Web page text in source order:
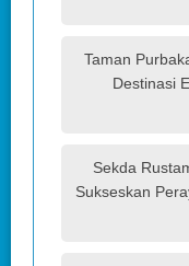
Taman
Destinasi
Sekda
Sukseskan